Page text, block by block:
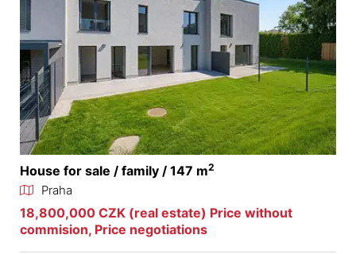
House for sale / family / 147 m2
Praha
18,800,000 CZK (real estate) Price without
commision, Price negotiations